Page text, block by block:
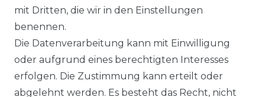
IMPRESSUM
KONTAKT
mit Dritten, die wir in den Einstellungen
benennen.
Die Datenverarbeitung kann mit Einwilligung
oder aufgrund eines berechtigten Interesses
erfolgen. Die Zustimmung kann erteilt oder
abgelehnt werden. Es besteht das Recht, nicht